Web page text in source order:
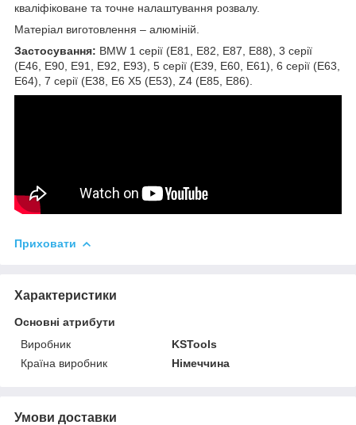
кваліфіковане та точне налаштування розвалу.
Матеріал виготовлення – алюміній.
Застосування: BMW 1 серії (E81, E82, E87, E88), 3 серії
(E46, E90, E91, E92, E93), 5 серії (E39, E60, E61), 6 серії (E63,
E64), 7 серії (E38, E6 X5 (E53), Z4 (E85, E86).
Приховати
Характеристики
Основні атрибути
Виробник
KSTools
Країна виробник
Німеччина
Умови доставки